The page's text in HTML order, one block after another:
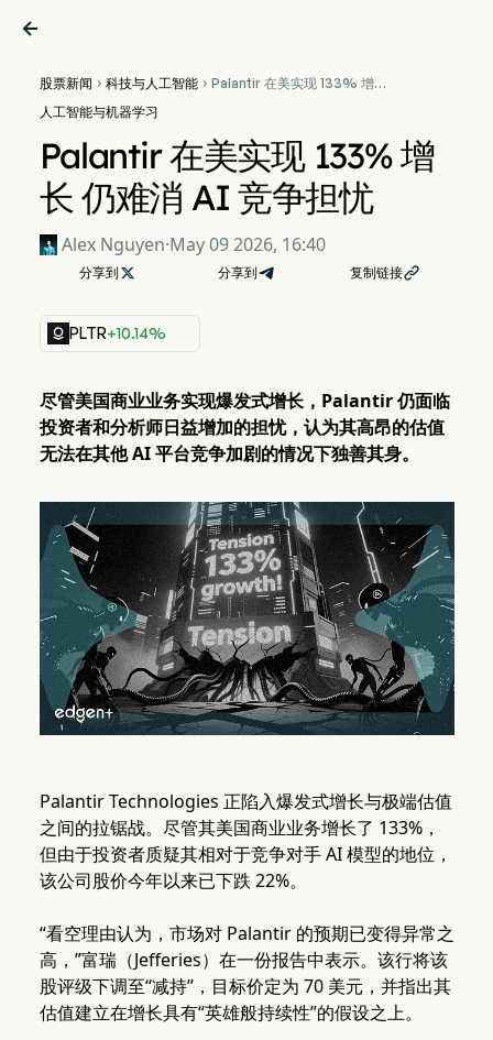

股票新闻  科技与人工智能 Palantir 在美实现 133% 增长
人工智能与机器学习
Palantir 在美实现 133% 增
长 仍难消 AI 竞争担忧
Alex Nguyen·May 09 2026, 16:40
分享到  分享到 复制链接
PLTR+10.14%
尽管美国商业业务实现爆发式增长，Palantir 仍面临
投资者和分析师日益增加的担忧，认为其高昂的估值
无法在其他 AI 平台竞争加剧的情况下独善其身。
Palantir Technologies 正陷入爆发式增长与极端估值
之间的拉锯战。尽管其美国商业业务增长了 133%，
但由于投资者质疑其相对于竞争对手 AI 模型的地位，
该公司股价今年以来已下跌 22%。
“看空理由认为，市场对 Palantir 的预期已变得异常之
高，”富瑞（Jefferies）在一份报告中表示。该行将该
股评级下调至“减持”，目标价定为 70 美元，并指出其
估值建立在增长具有“英雄般持续性”的假设之上。